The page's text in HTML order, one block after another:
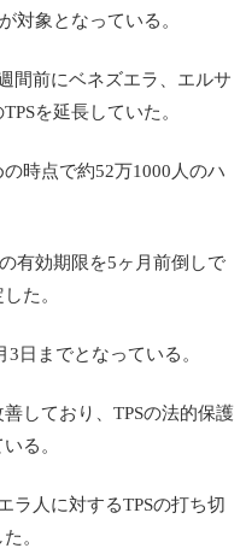
対象となっている。
間前にベネズエラ、エルサ
を延長していた。
時点で約52万1000人のハ
有効期限を5ヶ月前倒しで
た。
日までとなっている。
しており、TPSの法的保護
る。
ラ人に対するTPSの打ち切
。